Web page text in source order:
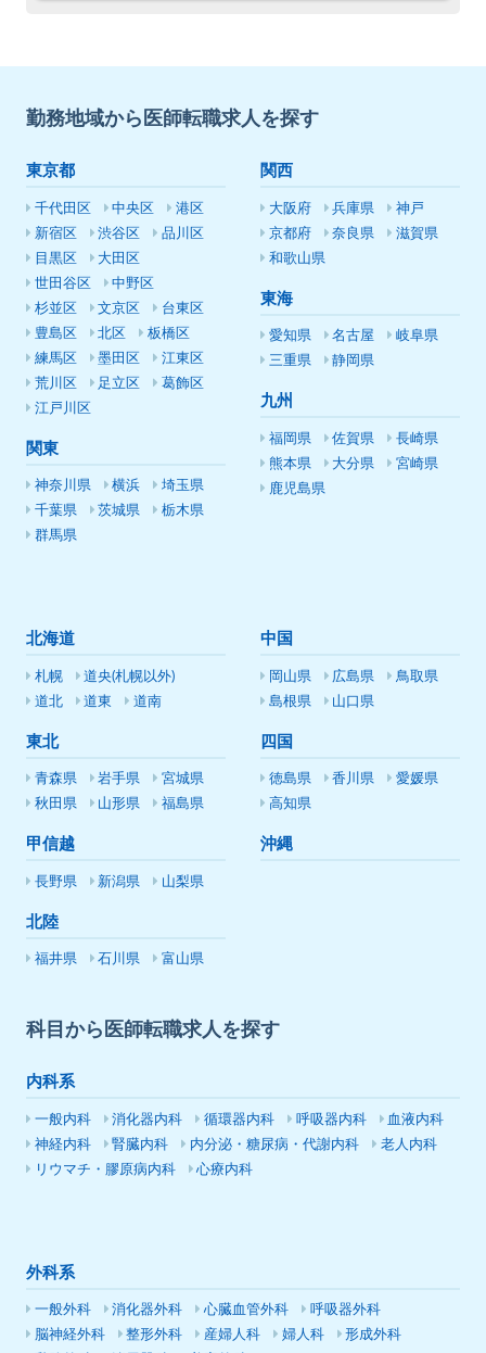
勤務地域から医師転職求人を探す
東京都
千代田区 中央区
港区
新宿区
渋谷区
品川区
目黒区
大田区
世田谷区
中野区
杉並区
文京区
台東区
豊島区
北区
板橋区
練馬区
墨田区
江東区
荒川区
足立区
葛飾区
江戸川区
関東
神奈川県 横浜
埼玉県
千葉県
茨城県
栃木県
群馬県
関西
大阪府 兵庫県
神戸
京都府
奈良県
滋賀県
和歌山県
東海
愛知県 名古屋
岐阜県
三重県
静岡県
九州
福岡県 佐賀県
長崎県
熊本県
大分県
宮崎県
鹿児島県
北海道
札幌
道央(札幌以外)
道北
道東 道南
東北
青森県 岩手県
宮城県
秋田県
山形県 福島県
甲信越
長野県 新潟県 山梨県
北陸
福井県 石川県 富山県
中国
岡山県 広島県
鳥取県
島根県
山口県
四国
徳島県 香川県
愛媛県
高知県
沖縄
科目から医師転職求人を探す
内科系
一般内科 消化器内科 循環器内科 呼吸器内科
血液内科
神経内科
腎臓内科 内分泌・糖尿病・代謝内科
老人内科
リウマチ・膠原病内科
心療内科
外科系
一般外科 消化器外科 心臓血管外科
呼吸器外科
脳神経外科
整形外科 産婦人科 婦人科
形成外科